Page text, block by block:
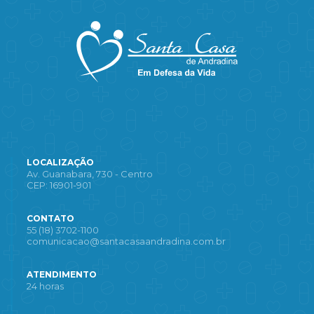
LOCALIZAÇÃO
Av. Guanabara, 730 - Centro
CEP: 16901-901
CONTATO
55 (18) 3702-1100
comunicacao@santacasaandradina.com.br
ATENDIMENTO
24 horas